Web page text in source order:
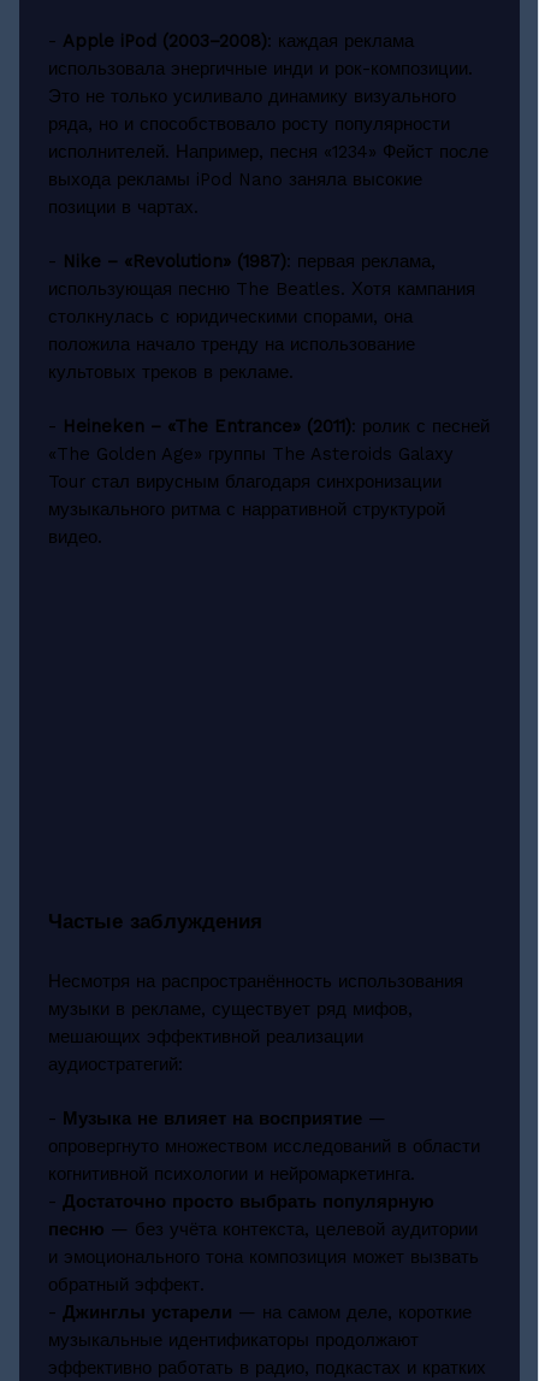
- Apple iPod (2003–2008): каждая реклама
использовала энергичные инди и рок-композиции.
Это не только усиливало динамику визуального
ряда, но и способствовало росту популярности
исполнителей. Например, песня «1234» Фейст после
выхода рекламы iPod Nano заняла высокие
позиции в чартах.
- Nike – «Revolution» (1987): первая реклама,
использующая песню The Beatles. Хотя кампания
столкнулась с юридическими спорами, она
положила начало тренду на использование
культовых треков в рекламе.
- Heineken – «The Entrance» (2011): ролик с песней
«The Golden Age» группы The Asteroids Galaxy
Tour стал вирусным благодаря синхронизации
музыкального ритма с нарративной структурой
видео.
Частые заблуждения
Несмотря на распространённость использования
музыки в рекламе, существует ряд мифов,
мешающих эффективной реализации
аудиостратегий:
- Музыка не влияет на восприятие—
опровергнуто множеством исследований в области
когнитивной психологии и нейромаркетинга.
- Достаточно просто выбрать популярную
песню — без учёта контекста, целевой аудитории
и эмоционального тона композиция может вызвать
обратный эффект.
- Джинглы устарели — на самом деле, короткие
музыкальные идентификаторы продолжают
эффективно работать в радио, подкастах и кратких